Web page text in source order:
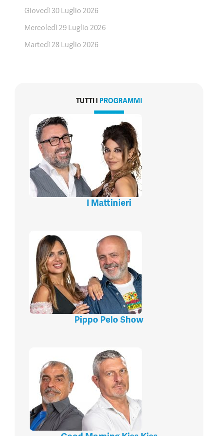
Giovedì 30 Luglio 2026
Mercoledì 29 Luglio 2026
Martedì 28 Luglio 2026
TUTTI I PROGRAMMI
I Mattinieri
Pippo Pelo Show